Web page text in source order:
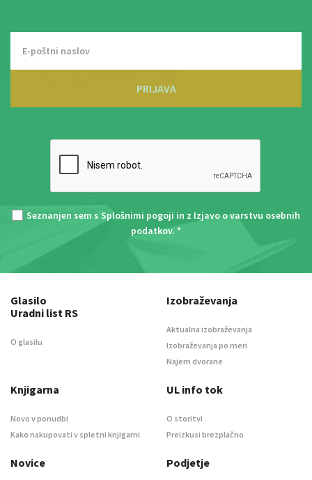
PRIJAVA
Seznanjen sem s Splošnimi pogoji in z Izjavo o varstvu osebnih
podatkov. *
Glasilo
Uradni list RS
O glasilu
Izobraževanja
Aktualna izobraževanja
Izobraževanja po meri
Najem dvorane
Knjigarna
Novo v ponudbi
Kako nakupovati v spletni knjigarni
UL info tok
O storitvi
Preizkusi brezplačno
Novice Podjetje